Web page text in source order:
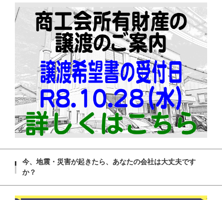
今、地震・災害が起きたら、あなたの会社は大丈夫です
か？